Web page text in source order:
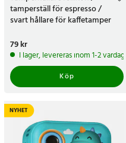
tamperställ för espresso /
svart hållare för kaffetamper
Pris:
79 kr
I lager, levereras inom 1-2 vardagar
Köp
NYHET